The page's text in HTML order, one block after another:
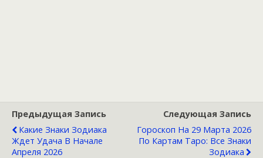
Предыдущая Запись
Какие Знаки Зодиака
Ждет Удача В Начале
Апреля 2026
Следующая Запись
Гороскоп На 29 Марта 2026
По Картам Таро: Все Знаки
Зодиака